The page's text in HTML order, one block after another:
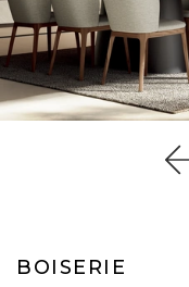
BOISERIE